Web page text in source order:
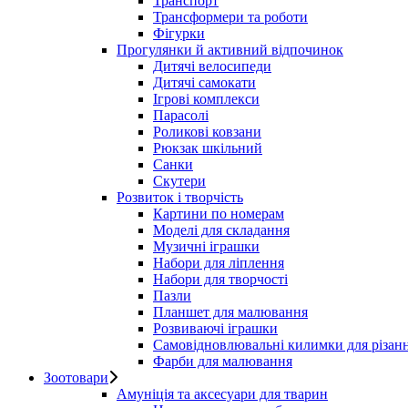
Трансформери та роботи
Фігурки
Прогулянки й активний відпочинок
Дитячі велосипеди
Дитячі самокати
Ігрові комплекси
Парасолі
Роликові ковзани
Рюкзак шкільний
Санки
Скутери
Розвиток і творчість
Картини по номерам
Моделі для складання
Музичні іграшки
Набори для ліплення
Набори для творчості
Пазли
Планшет для малювання
Розвиваючі іграшки
Самовідновлювальні килимки для
Фарби для малювання
Зоотовари
Амуніція та аксесуари для тварин